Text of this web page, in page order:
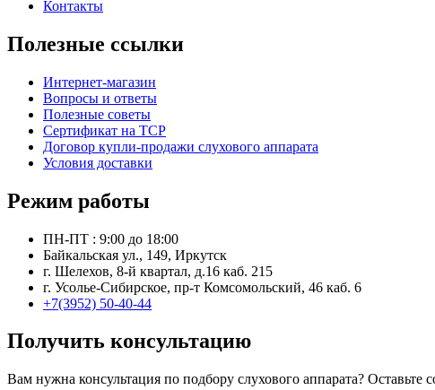
Контакты
Полезные ссылки
Интернет-магазин
Вопросы и ответы
Полезные советы
Сертификат на ТСР
Договор купли-продажи слухового аппарата
Условия доставки
Режим работы
ПН-ПТ : 9:00 до 18:00
Байкальская ул., 149, Иркутск
г. Шелехов, 8-й квартал, д.16 каб. 215
г. Усолье-Сибирское, пр-т Комсомольский, 46 каб. 6
+7(3952) 50-40-44
Получить консультацию
Вам нужна консультация по подбору слухового аппарата?